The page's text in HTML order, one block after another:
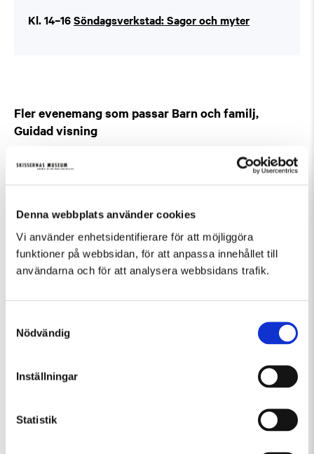
Denna webbplats använder cookies
Vi använder enhetsidentifierare för att möjliggöra
funktioner på webbsidan, för att anpassa innehållet till
användarna och för att analysera webbsidans trafik.
Nödvändig
Inställningar
Statistik
Kl. 14–16Söndagsverkstad: Sagor och myter
Fler evenemang som passar Barn och familj,
Guidad visning
Guidad visning